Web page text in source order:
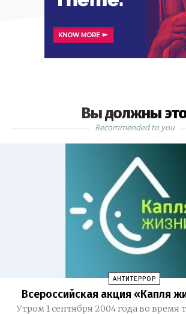
Вы должны
Recommended to you
АНТИТЕРРОР
Всероссийская акция «Капля
Утром 1 сентября 2004 года во время